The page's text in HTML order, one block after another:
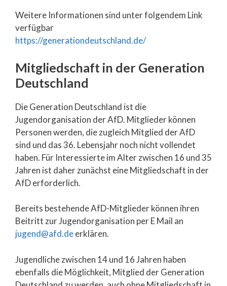
Weitere Informationen sind unter folgendem Link
verfügbar
https://generationdeutschland.de/
Mitgliedschaft in der Generation
Deutschland
Die Generation Deutschland ist die
Jugendorganisation der AfD. Mitglieder können
Personen werden, die zugleich Mitglied der AfD
sind und das 36. Lebensjahr noch nicht vollendet
haben. Für Interessierte im Alter zwischen 16 und 35
Jahren ist daher zunächst eine Mitgliedschaft in der
AfD erforderlich.
Bereits bestehende AfD-Mitglieder können ihren
Beitritt zur Jugendorganisation per E Mail an
jugend@afd.deerklären.
Jugendliche zwischen 14 und 16 Jahren haben
ebenfalls die Möglichkeit, Mitglied der Generation